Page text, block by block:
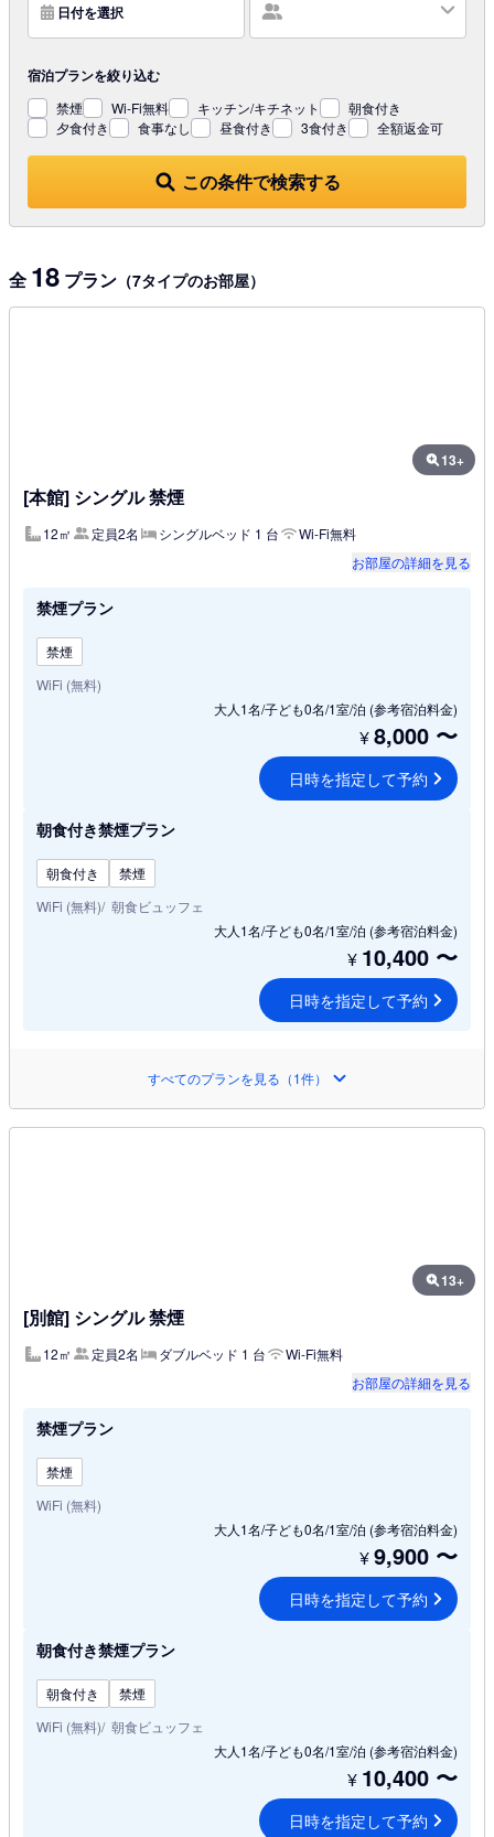
日付を選択
この条件で検索する
宿泊プランを絞り込む
禁煙 Wi-Fi無料 キッチン/キチネット
朝食付き
夕食付き
食事なし 昼食付き 3食付き 全額返金可
全 18 プラン （7タイプのお部屋）
13+
[本館] シングル 禁煙
12㎡ 定員2名 シングルベッド 1 台
Wi-Fi無料
お部屋の詳細を見る
禁煙プラン
禁煙
WiFi (無料)
大人1名/子ども0名/1室/泊 (参考宿泊料金)
¥8,000 〜
日時を指定して予約
朝食付き禁煙プラン
朝食付き
禁煙
WiFi (無料) 朝食ビュッフェ
大人1名/子ども0名/1室/泊 (参考宿泊料金)
¥ 10,400 〜
日時を指定して予約
すべてのプランを見る（1件）
13+
[別館] シングル 禁煙
12㎡ 定員2名 ダブルベッド 1 台
Wi-Fi無料
お部屋の詳細を見る
禁煙プラン
禁煙
WiFi (無料)
大人1名/子ども0名/1室/泊 (参考宿泊料金)
¥9,900 〜
日時を指定して予約
朝食付き禁煙プラン
朝食付き
禁煙
WiFi (無料) 朝食ビュッフェ
大人1名/子ども0名/1室/泊 (参考宿泊料金)
¥ 10,400 〜
日時を指定して予約